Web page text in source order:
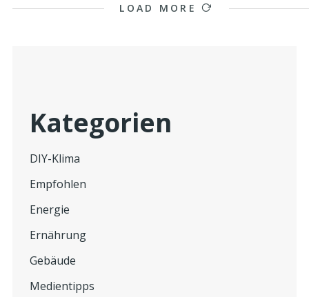
LOAD MORE
Kategorien
DIY-Klima
Empfohlen
Energie
Ernährung
Gebäude
Medientipps